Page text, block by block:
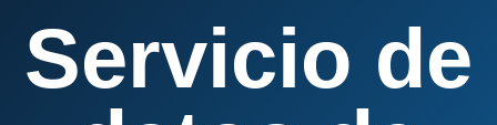
Servicio de